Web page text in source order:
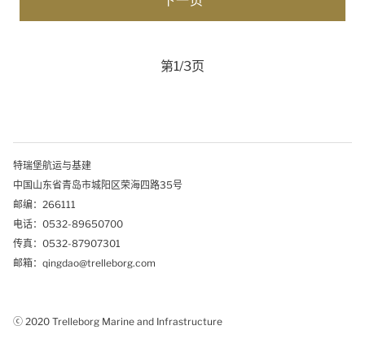
第1/3页
特瑞堡航运与基建
中国山东省青岛市城阳区荣海四路35号
邮编：266111
电话：0532-89650700
传真：0532-87907301
邮箱：qingdao@trelleborg.com
ⓒ 2020 Trelleborg Marine and Infrastructure